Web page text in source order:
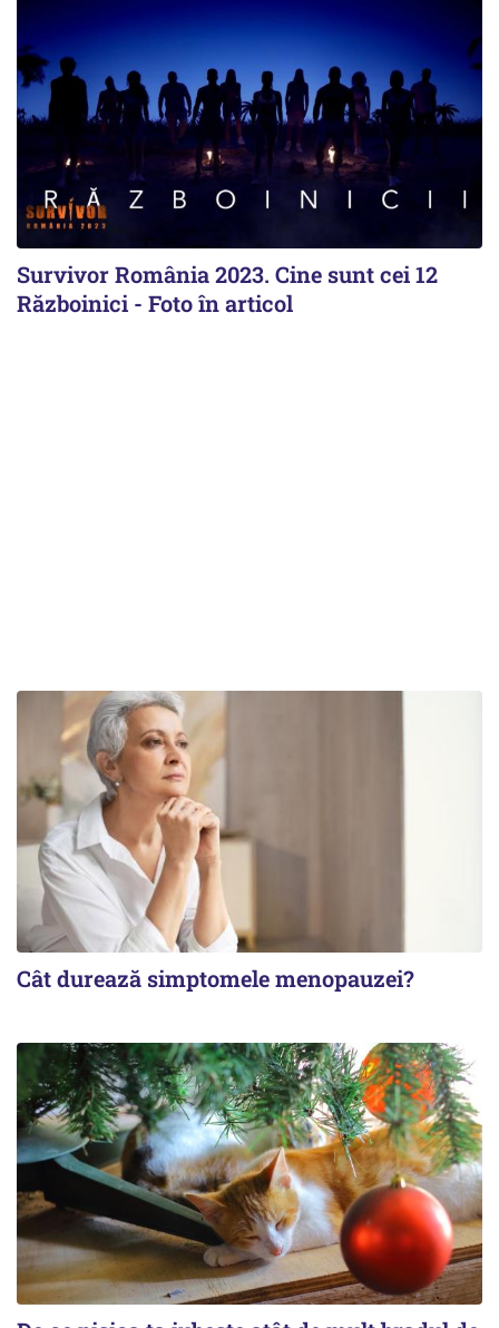
Survivor România 2023. Cine sunt cei 12
Războinici - Foto în articol
Cât durează simptomele menopauzei?